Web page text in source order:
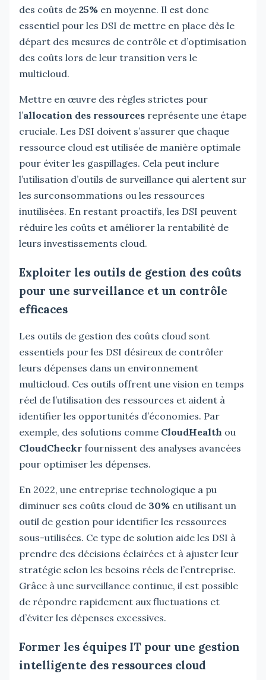
des coûts de 25% en moyenne. Il est donc
essentiel pour les DSI de mettre en place dès le
départ des mesures de contrôle et d’optimisation
des coûts lors de leur transition vers le
multicloud.
Mettre en œuvre des règles strictes pour
l’allocation des ressources représente une étape
cruciale. Les DSI doivent s’assurer que chaque
ressource cloud est utilisée de manière optimale
pour éviter les gaspillages. Cela peut inclure
l’utilisation d’outils de surveillance qui alertent sur
les surconsommations ou les ressources
inutilisées. En restant proactifs, les DSI peuvent
réduire les coûts et améliorer la rentabilité de
leurs investissements cloud.
Exploiter les outils de gestion des coûts
pour une surveillance et un contrôle
efficaces
Les outils de gestion des coûts cloud sont
essentiels pour les DSI désireux de contrôler
leurs dépenses dans un environnement
multicloud. Ces outils offrent une vision en temps
réel de l’utilisation des ressources et aident à
identifier les opportunités d’économies. Par
exemple, des solutions comme CloudHealth ou
CloudCheckr fournissent des analyses avancées
pour optimiser les dépenses.
En 2022, une entreprise technologique a pu
diminuer ses coûts cloud de 30% en utilisant un
outil de gestion pour identifier les ressources
sous-utilisées. Ce type de solution aide les DSI à
prendre des décisions éclairées et à ajuster leur
stratégie selon les besoins réels de l’entreprise.
Grâce à une surveillance continue, il est possible
de répondre rapidement aux fluctuations et
d’éviter les dépenses excessives.
Former les équipes IT pour une gestion
intelligente des ressources cloud